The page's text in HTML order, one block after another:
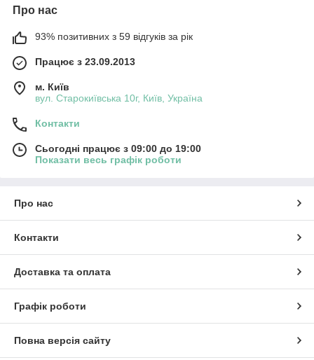
Про нас
93% позитивних з 59 відгуків за рік
Працює з 23.09.2013
м. Київ
вул. Старокиївська 10г, Київ, Україна
Контакти
Сьогодні працює з 09:00 до 19:00
Показати весь графік роботи
Про нас
Контакти
Доставка та оплата
Графік роботи
Повна версія сайту